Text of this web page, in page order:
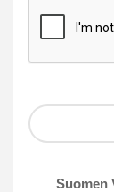
Suomen